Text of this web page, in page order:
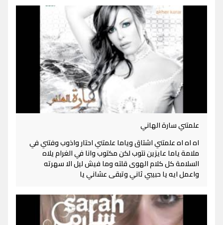
علمتني سارة الهاني
اه اه اه علمتني اشتاق وياما علمتني احتار واذوب وفتني في
ملامة ياما عايزين نتوب لكن مكتوب وانا في الغرام يلاه
السلامة كل كلام الهوى قلته وما فيش ليل الا سهرته
واعمل ايه يا حبيبي ثاني وتبقى عشاني يا